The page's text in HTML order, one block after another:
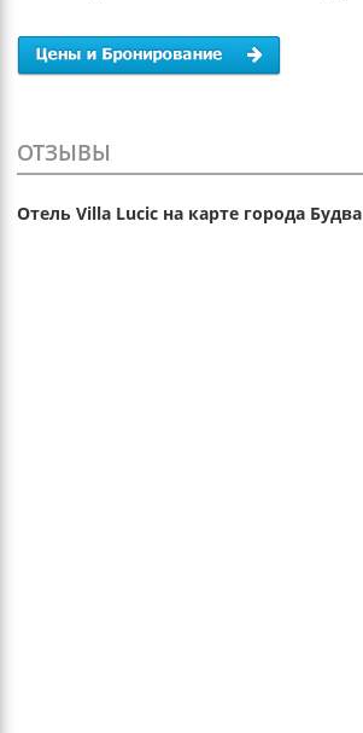
ОТЗЫВЫ
Отель Villa Lucic на карте города Будва